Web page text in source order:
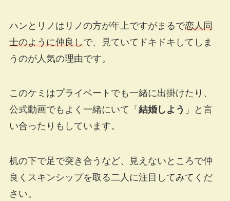
ハンとリノはリノの方が年上ですがまるで恋人同
士のように仲良しで、見ていてドキドキしてしま
うのが人気の理由です。
このケミはプライベートでも一緒に出掛けたり、
公式動画でもよく一緒にいて「 結婚しよう 」と言
い合ったりもしています。
机の下で足で突き合うなど、見えないところで仲
良くスキンシップを取る二人に注目してみてくだ
さい。